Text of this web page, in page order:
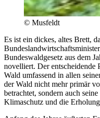
© Musfeldt
Es ist ein dickes, altes Brett,
Bundeswaldgesetz aus dem
novelliert. Der entscheidende
Wald umfassend in allen
der Wald nicht mehr primär
betrachtet, sondern auch
Klimaschutz und die